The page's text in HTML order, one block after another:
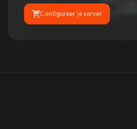
Configureer je server